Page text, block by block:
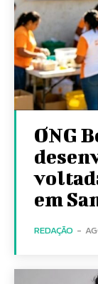
ONG
em
REDAÇÃO -